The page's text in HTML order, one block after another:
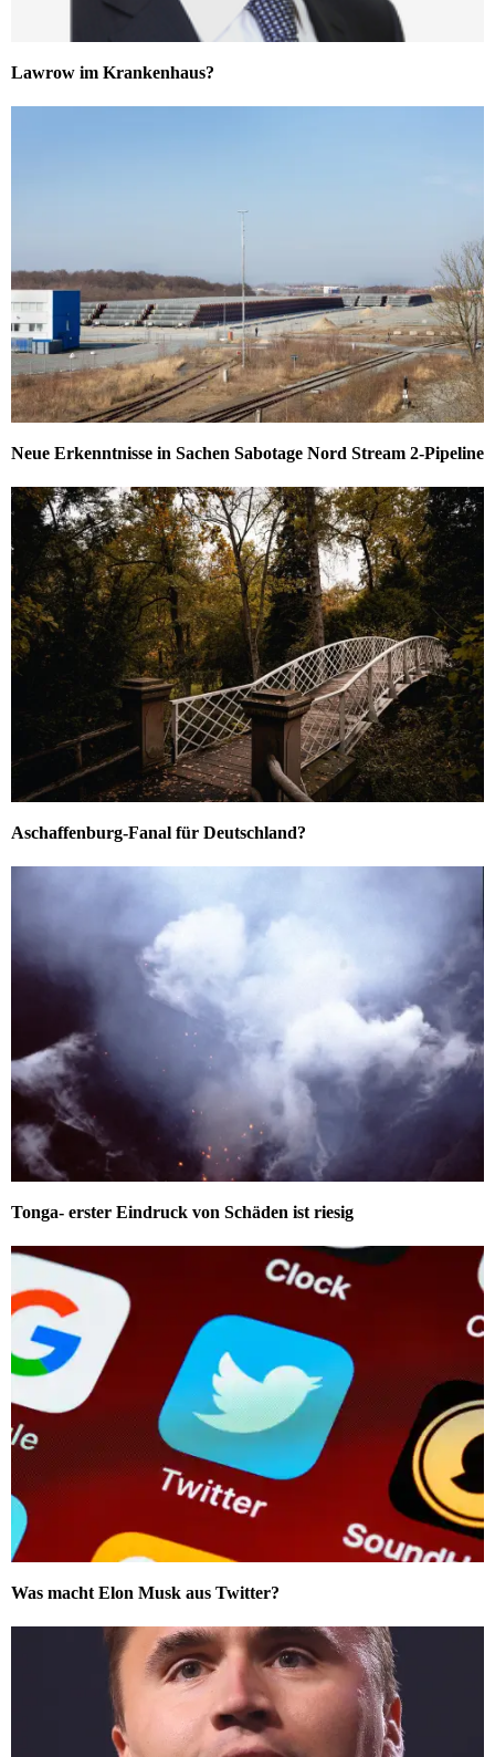
Lawrow im Krankenhaus?
Neue Erkenntnisse in Sachen Sabotage Nord Stream 2-Pipeline
Aschaffenburg-Fanal für Deutschland?
Tonga- erster Eindruck von Schäden ist riesig
Was macht Elon Musk aus Twitter?